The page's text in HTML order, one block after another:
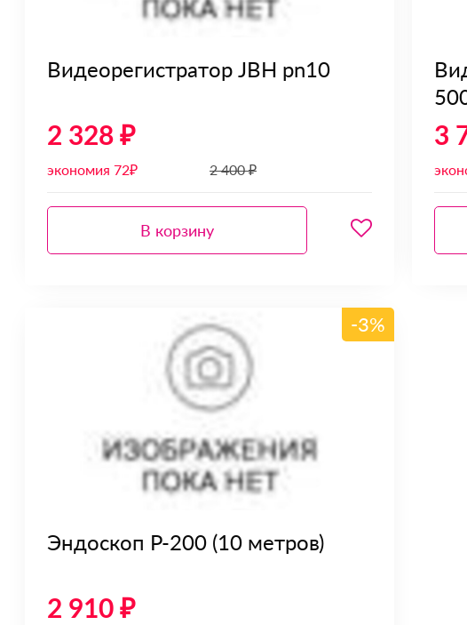
Видеорегистратор JBH pn10
2 328 ₽
экономия 72₽ 2 400 ₽
В корзину
3
-3%
Эндоскоп Р-200 (10 метров)
2 910 ₽